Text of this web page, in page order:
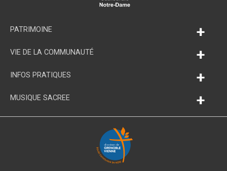
PATRIMOINE +
VIE DE LA COMMUNAUTÉ +
INFOS PRATIQUES +
MUSIQUE SACREE +